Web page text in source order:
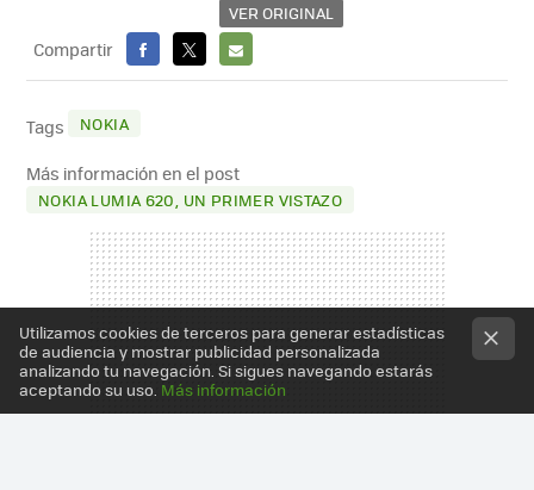
VER ORIGINAL
Compartir
FACEBOOK
X
E-
Tags NOKIA
Más información en el post
NOKIA LUMIA 620, UN PRIMER VISTAZO
Utilizamos cookies de terceros para generar estadísticas
de audiencia y mostrar publicidad personalizada
analizando tu navegación. Si sigues navegando estarás
aceptando su uso. Más información